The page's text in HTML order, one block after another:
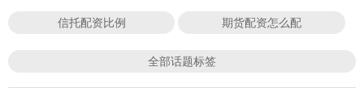
信托配资比例 期货配资怎么配
全部话题标签